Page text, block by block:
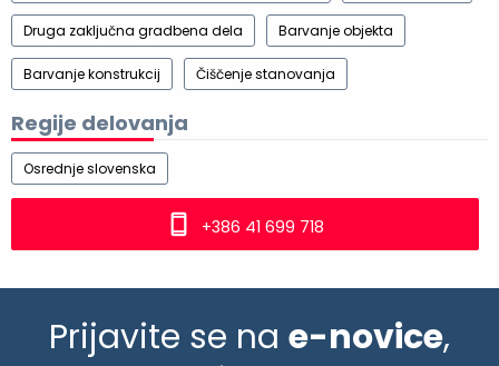
Druga zaključna gradbena dela Barvanje objekta
Barvanje konstrukcij Čiščenje stanovanja
Regije delovanja
Osrednje slovenska
+386 41 699 718
Prijavite se na e-novice,